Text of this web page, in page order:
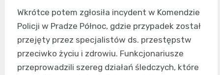
Wkrótce potem zgłosiła incydent w Komendzie
Policji w Pradze Północ, gdzie przypadek został
przejęty przez specjalistów ds. przestępstw
przeciwko życiu i zdrowiu. Funkcjonariusze
przeprowadzili szereg działań śledczych, które